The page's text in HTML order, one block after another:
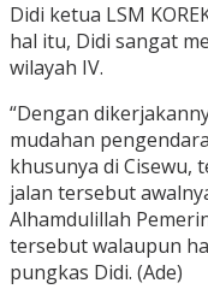
Didi ketua LSM
hal itu, Didi sangat
wilayah IV.
“Dengan
mudahan
khusunya di Cisewu,
jalan tersebut
Alhamdulillah
tersebut walaupun
pungkas Didi. (Ade)